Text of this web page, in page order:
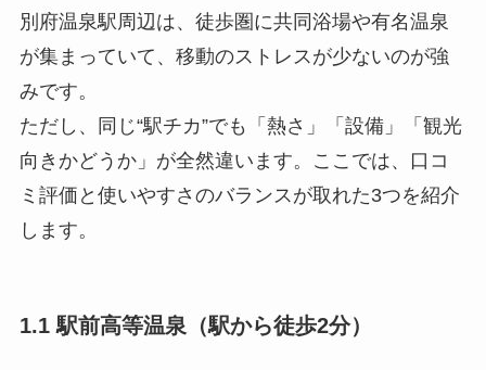
別府温泉駅周辺は、徒歩圏に共同浴場や有名温泉
が集まっていて、移動のストレスが少ないのが強
みです。
ただし、同じ“駅チカ”でも「熱さ」「設備」「観光
向きかどうか」が全然違います。ここでは、口コ
ミ評価と使いやすさのバランスが取れた3つを紹介
します。
1.1 駅前高等温泉（駅から徒歩2分）